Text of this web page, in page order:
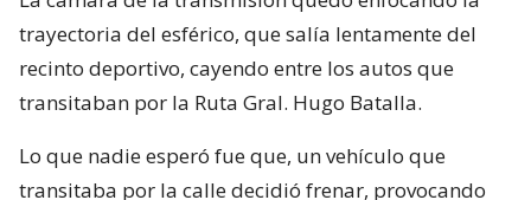
trayectoria del esférico, que salía lentamente del
recinto deportivo, cayendo entre los autos que
transitaban por la Ruta Gral. Hugo Batalla.
Lo que nadie esperó fue que, un vehículo que
transitaba por la calle decidió frenar, provocando